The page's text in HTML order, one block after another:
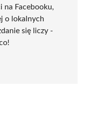
na Facebooku,
o lokalnych
się liczy -